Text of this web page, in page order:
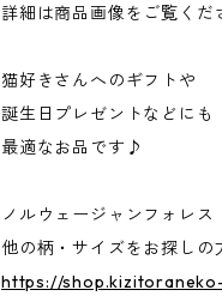
詳細は商品画像をご覧くだ
猫好きさんへのギフトや
誕生日プレゼントなどにも
最適なお品です♪
ノルウェージャンフォレス
他の柄・サイズをお探しの
https://